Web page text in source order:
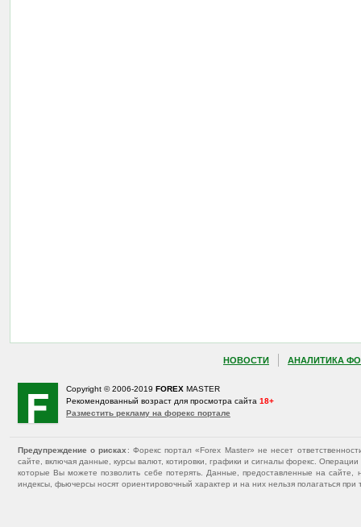
НОВОСТИ АНАЛИТИКА
Copyright © 2006-2019 FOREX MASTER
Рекомендованный возраст для просмотра сайта 18+
Разместить рекламу на форекс портале
Предупреждение о рисках : Форекс портал «Forex Master» не несет
сайте, включая данные, курсы валют, котировки, графики и сигналы форекс.
которые Вы можете позволить себе потерять. Данные, предоставленные на
индексы, фьючерсы носят ориентировочный характер и на них нельзя полагаться при